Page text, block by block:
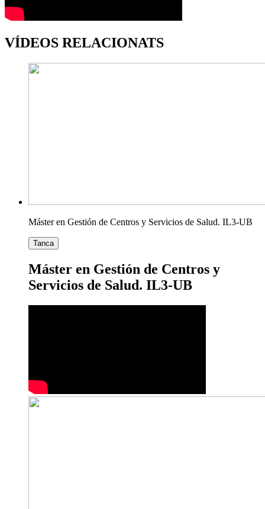
VÍDEOS RELACIONATS
Máster en Gestión de Centros y Servicios de Salud. IL3-UB
Tanca
Máster en Gestión de Centros y
Servicios de Salud. IL3-UB